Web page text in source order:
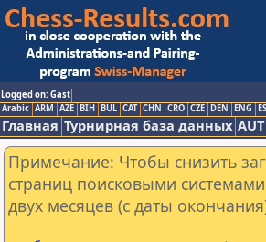
Logged on: Gast
Arabic ARM AZE BIH BUL CAT CHN CRO CZE DEN ENG
Главная Турнирная база данных AUT
Примечание: Чтобы снизить
страниц поисковыми
двух месяцев (с даты